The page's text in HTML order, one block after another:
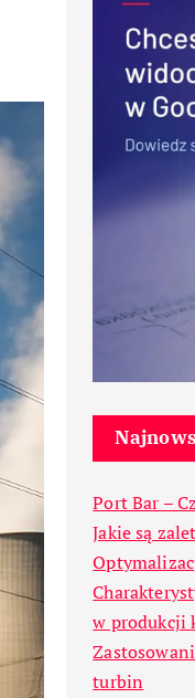
Port Bar –
Jakie są
w produkcji
turbin